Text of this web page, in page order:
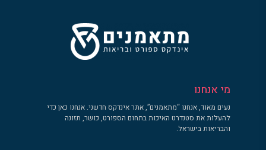
מי אנחנו
נעים מאוד, אנחנו “מתאמנים”, אתר אינדקס חדשני. אנחנו כאן כדי
להעלות את סטנדרט האיכות בתחום הספורט, כושר, תזונה
והבריאות בישראל.